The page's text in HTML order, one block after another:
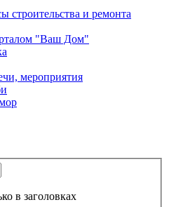
строительства и ремонта
"Ваш Дом"
мероприятия
в заголовках